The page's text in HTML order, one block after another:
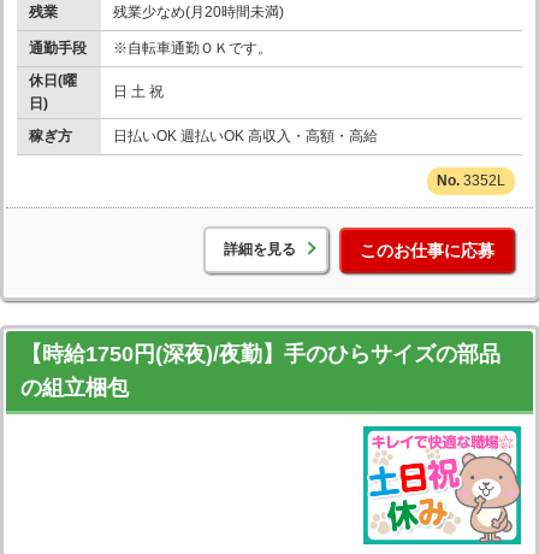
残業 残業少なめ(月20時間未満)
通勤手段
※自転車通勤ＯＫです。
休日(曜
日)
日 土 祝
稼ぎ方 日払いOK 週払いOK 高収入・高額・高給
3352L
詳細を見る このお仕事に応募
【時給1750円(深夜)/夜勤】手のひらサイズの部品
の組立梱包